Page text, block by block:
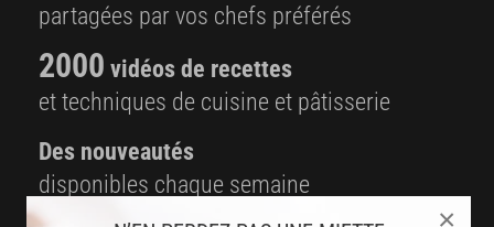
×
partagées par vos chefs préférés
2000 vidéos de recettes
et techniques de cuisine et pâtisserie
Des nouveautés
disponibles chaque semaine